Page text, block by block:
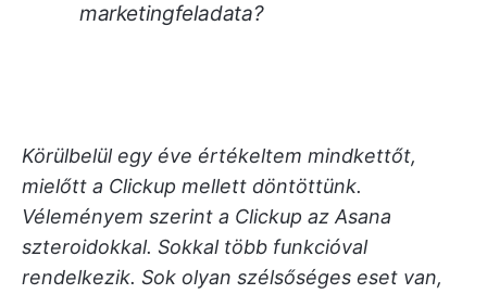
marketingfeladata?
Körülbelül egy éve értékeltem mindkettőt,
mielőtt a Clickup mellett döntöttünk.
Véleményem szerint a Clickup az Asana
szteroidokkal. Sokkal több funkcióval
rendelkezik. Sok olyan szélsőséges eset van,